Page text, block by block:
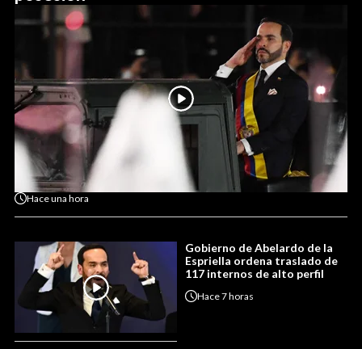
Haceuna hora
Gobierno de Abelardo de la
Espriella ordena traslado de
117 internos de alto perfil
Hace7 horas